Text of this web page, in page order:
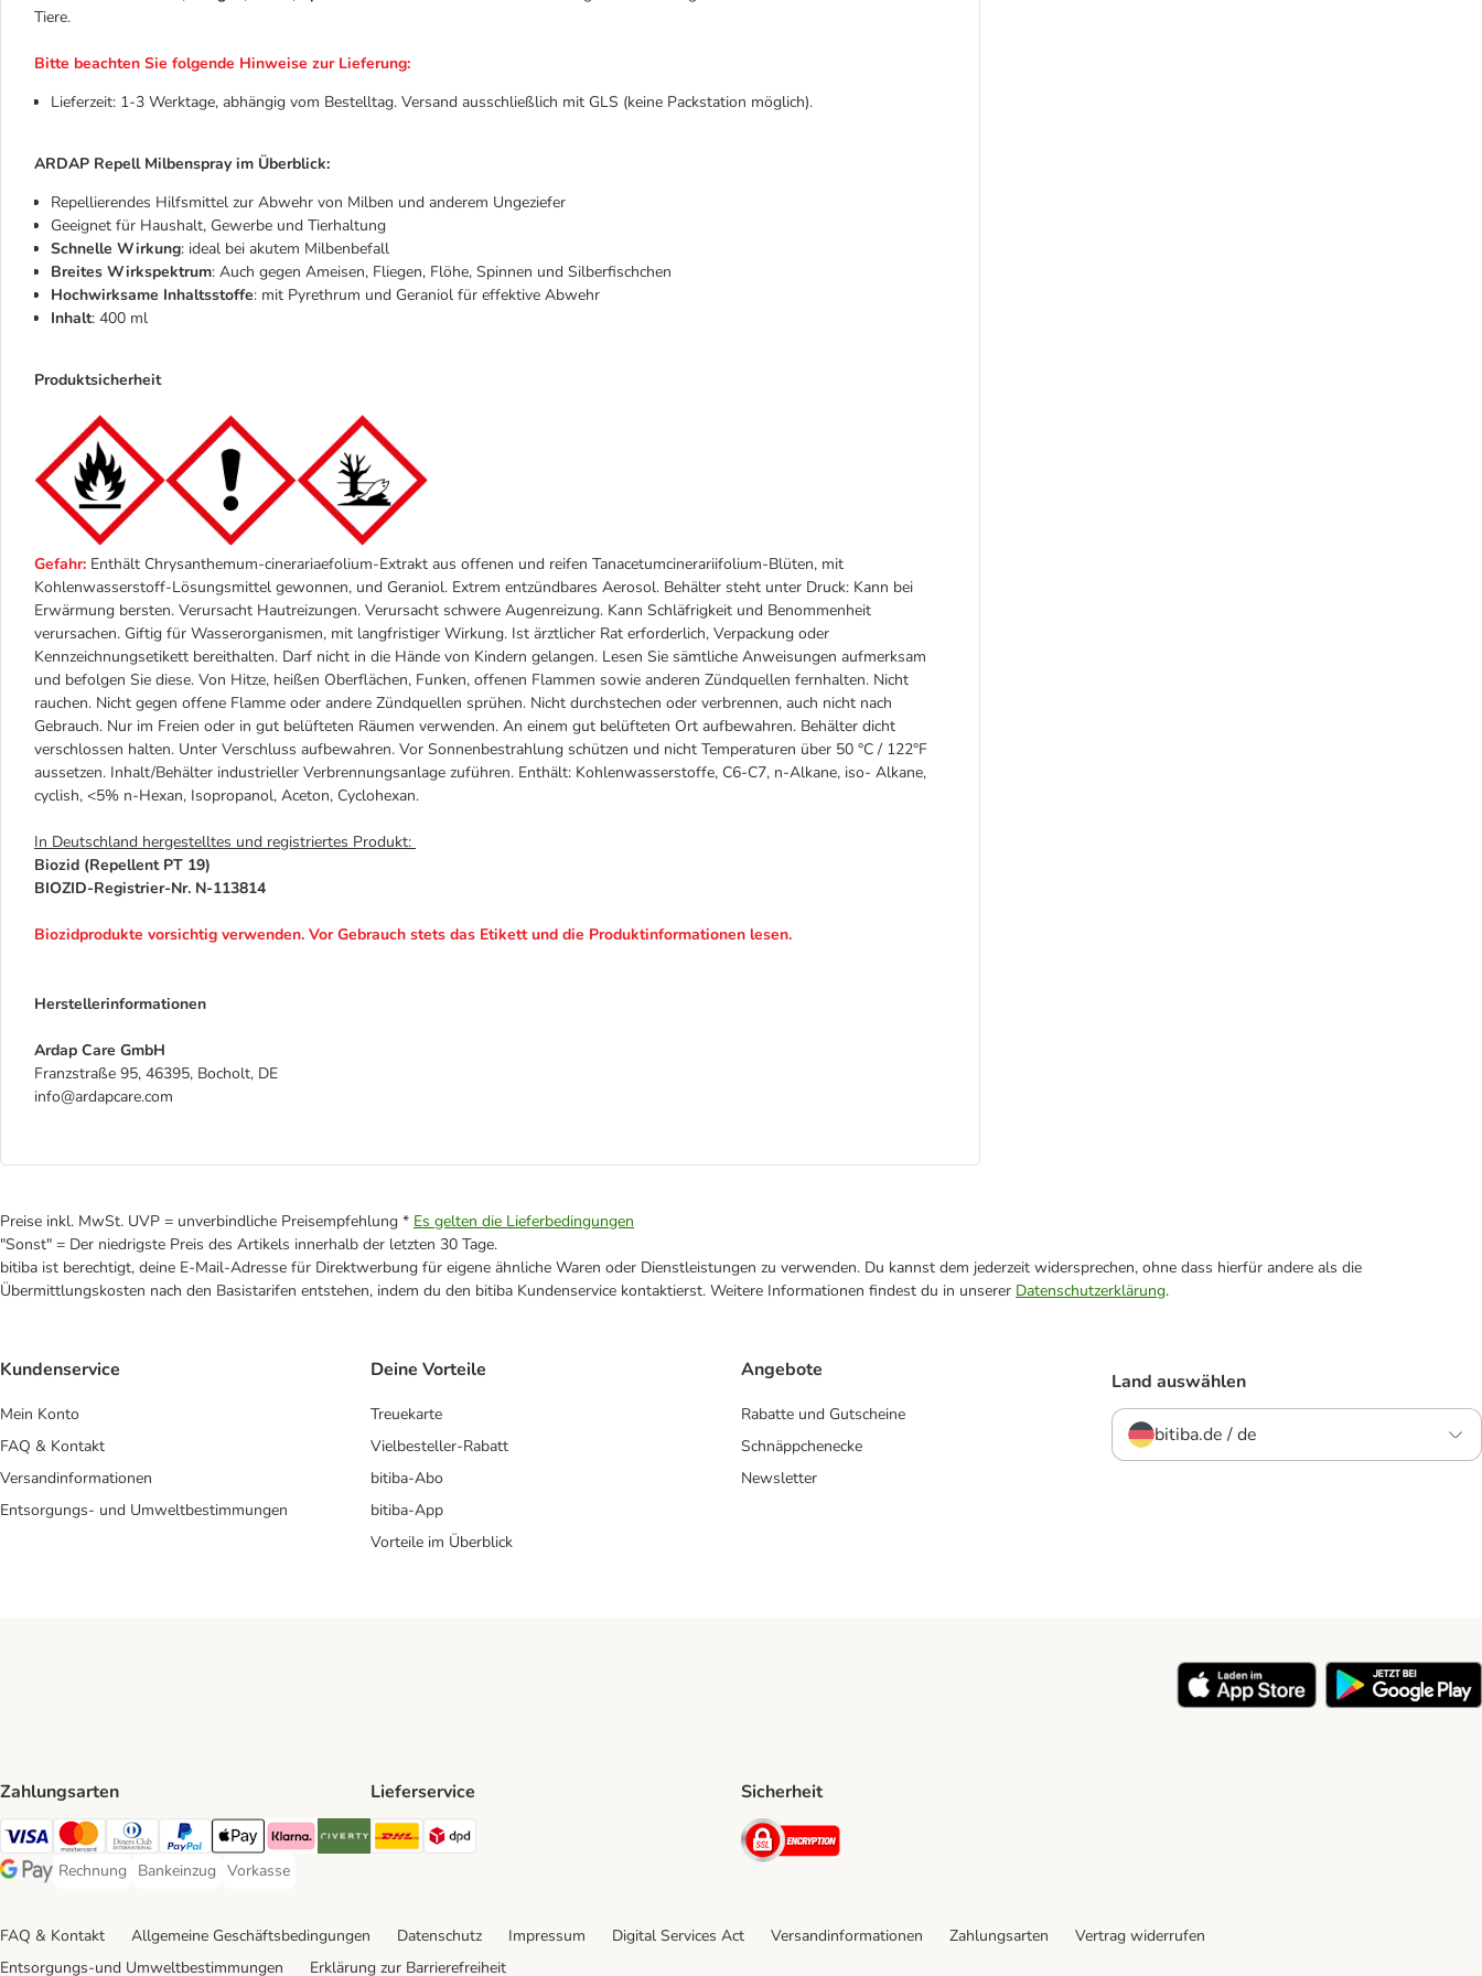
Tiere.
Bitte beachten Sie folgende Hinweise zur Lieferung:
Lieferzeit: 1-3 Werktage, abhängig vom Bestelltag. Versand ausschließlich mit GLS (keine Packstation möglich).
ARDAP Repell Milbenspray im Überblick:
Repellierendes Hilfsmittel zur Abwehr von Milben und anderem Ungeziefer
Geeignet für Haushalt, Gewerbe und Tierhaltung
Schnelle Wirkung: ideal bei akutem Milbenbefall
Breites Wirkspektrum: Auch gegen Ameisen, Fliegen, Flöhe, Spinnen und Silberfischchen
Hochwirksame Inhaltsstoffe: mit Pyrethrum und Geraniol für effektive Abwehr
Inhalt: 400 ml
Produktsicherheit
Gefahr: Enthält Chrysanthemum-cinerariaefolium-Extrakt aus offenen und reifen Tanacetumcinerariifolium-Blüten, mit
Kohlenwasserstoff-Lösungsmittel gewonnen, und Geraniol. Extrem entzündbares Aerosol. Behälter steht unter Druck: Kann bei
Erwärmung bersten. Verursacht Hautreizungen. Verursacht schwere Augenreizung. Kann Schläfrigkeit und Benommenheit
verursachen. Giftig für Wasserorganismen, mit langfristiger Wirkung. Ist ärztlicher Rat erforderlich, Verpackung oder
Kennzeichnungsetikett bereithalten. Darf nicht in die Hände von Kindern gelangen. Lesen Sie sämtliche Anweisungen aufmerksam
und befolgen Sie diese. Von Hitze, heißen Oberflächen, Funken, offenen Flammen sowie anderen Zündquellen fernhalten. Nicht
rauchen. Nicht gegen offene Flamme oder andere Zündquellen sprühen. Nicht durchstechen oder verbrennen, auch nicht nach
Gebrauch. Nur im Freien oder in gut belüfteten Räumen verwenden. An einem gut belüfteten Ort aufbewahren. Behälter dicht
verschlossen halten. Unter Verschluss aufbewahren. Vor Sonnenbestrahlung schützen und nicht Temperaturen über 50 °C / 122°F
aussetzen. Inhalt/Behälter industrieller Verbrennungsanlage zuführen. Enthält: Kohlenwasserstoffe, C6-C7, n-Alkane, iso- Alkane,
cyclish, <5% n-Hexan, Isopropanol, Aceton, Cyclohexan.
In Deutschland hergestelltes und registriertes Produkt:
Biozid (Repellent PT 19)
BIOZID-Registrier-Nr. N-113814
Biozidprodukte vorsichtig verwenden. Vor Gebrauch stets das Etikett und die Produktinformationen lesen.
Herstellerinformationen
Ardap Care GmbH
Franzstraße 95, 46395, Bocholt, DE
info@ardapcare.com
Preise inkl. MwSt. UVP = unverbindliche Preisempfehlung * Es gelten die Lieferbedingungen
"Sonst" = Der niedrigste Preis des Artikels innerhalb der letzten 30 Tage.
bitiba ist berechtigt, deine E-Mail-Adresse für Direktwerbung für eigene ähnliche Waren oder Dienstleistungen zu verwenden. Du kannst dem jederzeit widersprechen, ohne dass hierfür andere als die
Übermittlungskosten nach den Basistarifen entstehen, indem du den bitiba Kundenservice kontaktierst. Weitere Informationen findest du in unserer Datenschutzerklärung.
Kundenservice
Mein Konto
FAQ & Kontakt
Versandinformationen
Entsorgungs- und Umweltbestimmungen
Deine Vorteile
Treuekarte
Vielbesteller-Rabatt
bitiba-Abo
bitiba-App
Vorteile im Überblick
Angebote
Rabatte und Gutscheine
Schnäppchenecke
Newsletter
Land auswählen
bitiba.de / de
Zahlungsarten
Visa Payment Method
Mastercard Payment Method
Diners Club Payment Method
PayPal Payment Method
Apple Pay Payment Method
Klarna Payment Method
Riverty Payment Method
Google Pay Payment Method
Rechnung
Rechnung Payment Method
Bankeinzug
Bankeinzug Payment Method
Vorkasse
Vorkasse Payment Method
Lieferservice
DHL Shipping Method
Sicherheit
Security
FAQ & Kontakt Allgemeine Geschäftsbedingungen Datenschutz Impressum Digital Services Act Versandinformationen Zahlungsarten
Vertrag widerrufen
Entsorgungs-und Umweltbestimmungen
Erklärung zur Barrierefreiheit